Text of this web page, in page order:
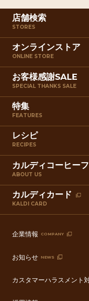
店舗検索
STORES
オンラインストア
ONLINE STORE
お客様感謝SALE
SPECIAL THANKS SALE
特集
FEATURES
レシピ
RECIPES
カルディコーヒー
ABOUT US
カルディカード
KALDI CARD
企業情報 COMPANY
お知らせ NEWS
カスタマーハラスメント